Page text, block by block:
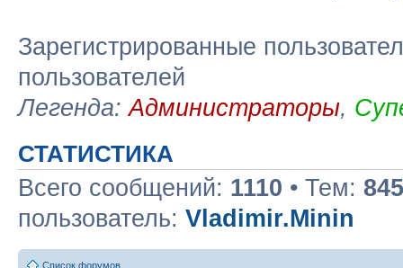
Зарегистрированные
пользователей
Легенда:Администраторы,
СТАТИСТИКА
Всего сообщений: 1110 • Тем: 845
пользователь: Vladimir.Minin
Список форумов